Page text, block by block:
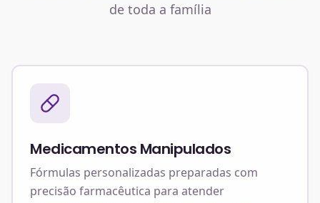
de toda a família
Medicamentos Manipulados
Fórmulas personalizadas preparadas com
precisão farmacêutica para atender